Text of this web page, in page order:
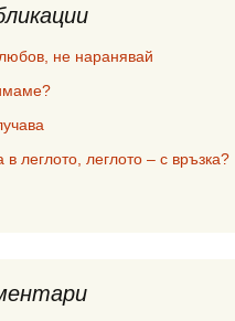
не наранявай
леглото, леглото – с връзка?